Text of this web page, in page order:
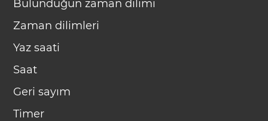
Bulunduğun zaman dilimi
Zaman dilimleri
Yaz saati
Saat
Geri sayım
Timer